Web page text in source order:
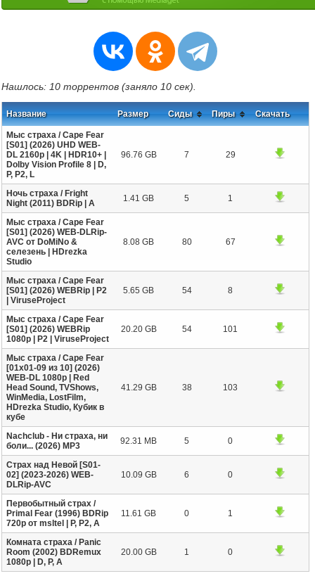
Нашлось: 10 торрентов (заняло 10 сек).
Название Размер Сиды Пиры Скачать
Мыс страха / Cape Fear
[S01] (2026) UHD WEB-
DL 2160p | 4K | HDR10+ |
Dolby Vision Profile 8 | D,
P, P2, L
96.76 GB 7 29
Ночь страха / Fright
Night (2011) BDRip | A
1.41 GB 5 1
Мыс страха / Cape Fear
[S01] (2026) WEB-DLRip-
AVC от DoMiNo &
селезень | HDrezka
Studio
8.08 GB 80 67
Мыс страха / Cape Fear
[S01] (2026) WEBRip | P2
| ViruseProject
5.65 GB 54 8
Мыс страха / Cape Fear
[S01] (2026) WEBRip
1080p | P2 | ViruseProject
20.20 GB 54 101
Мыс страха / Cape Fear
[01x01-09 из 10] (2026)
WEB-DL 1080p | Red
Head Sound, TVShows,
WinMedia, LostFilm,
HDrezka Studio, Кубик в
кубе
41.29 GB 38 103
Nachclub - Ни страха, ни
боли... (2026) MP3
92.31 MB 5 0
Страх над Невой [S01-
02] (2023-2026) WEB-
DLRip-AVC
10.09 GB 6 0
Первобытный страх /
Primal Fear (1996) BDRip
720p от msltel | P, P2, A
11.61 GB 0 1
Комната страха / Panic
Room (2002) BDRemux
1080p | D, P, A
20.00 GB 1 0